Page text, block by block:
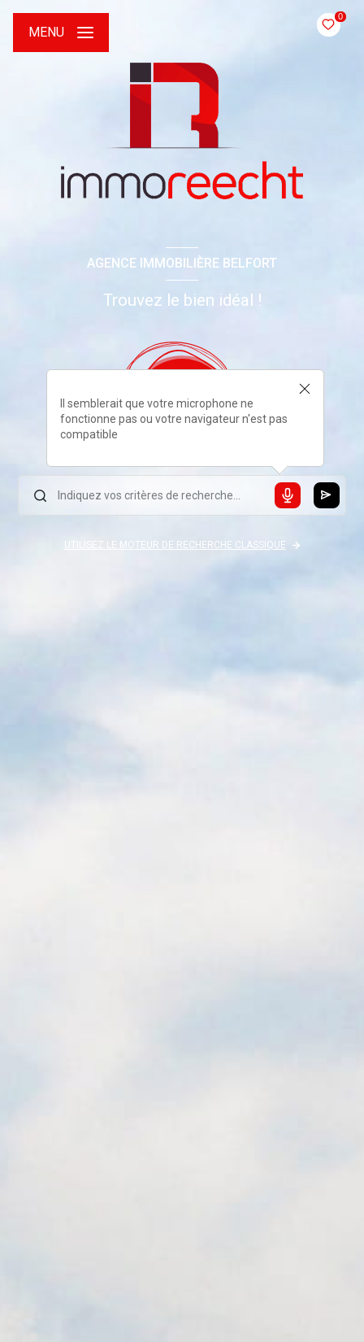
0
MENU
AGENCE IMMOBILIÈRE BELFORT
Trouvez le bien idéal !
Il semblerait que votre microphone ne
fonctionne pas ou votre navigateur n'est pas
compatible
UTILISEZ LE MOTEUR DE RECHERCHE CLASSIQUE